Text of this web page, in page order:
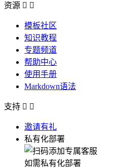
资源  
模板社区
知识教程
专题频道
帮助中心
使用手册
Markdown语法
支持  
邀请有礼
私有化部署
如需私有化部署